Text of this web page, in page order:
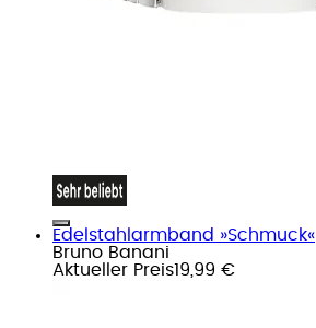
Edelstahlarmband »Schmuck«
Bruno Banani
Aktueller Preis19,99 €